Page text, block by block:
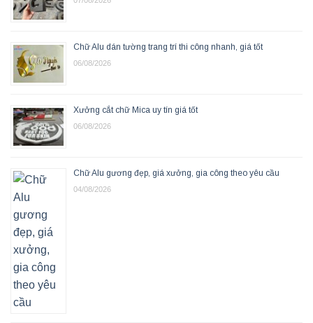
Chữ Alu dán tường trang trí thi công nhanh, giá tốt
06/08/2026
Xưởng cắt chữ Mica uy tín giá tốt
06/08/2026
Chữ Alu gương đẹp, giá xưởng, gia công theo yêu cầu
04/08/2026